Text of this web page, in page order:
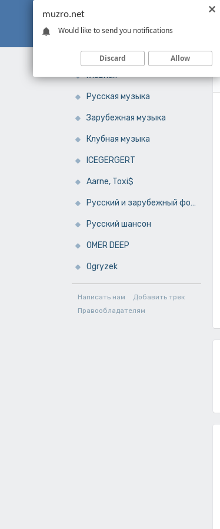
Главная
Русская музыка
Зарубежная музыка
Клубная музыка
ICEGERGERT
Aarne, Toxi$
Русский и зарубежный фонк
Русский шансон
OMER DEEP
Ogryzek
Написать нам
Добавить трек
Правообладателям
muzro.net
Would like to send you notifications
Discard Allow